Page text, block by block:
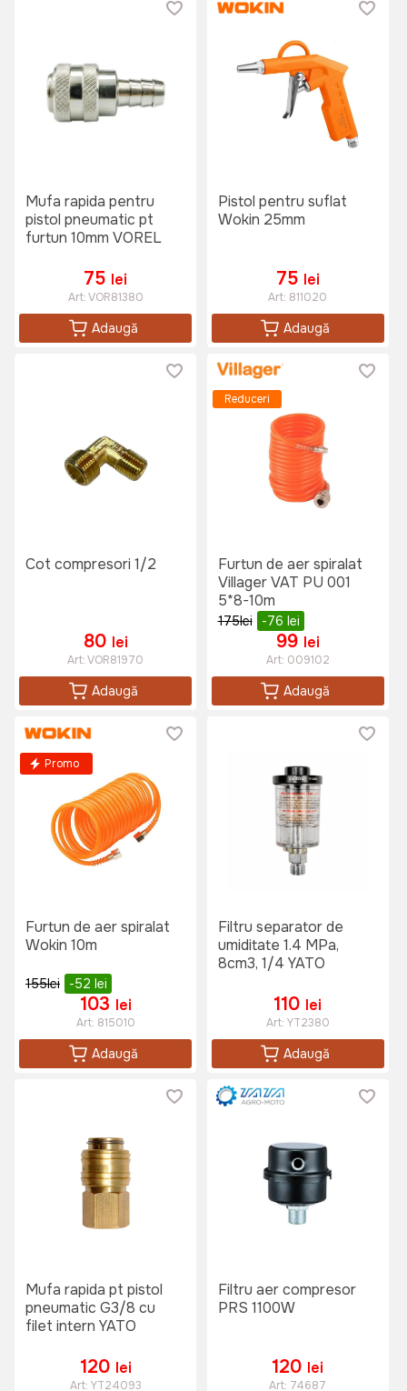
Mufa rapida pentru
pistol pneumatic pt
furtun 10mm VOREL
75 lei
Art:VOR81380
Adaugă
Pistol pentru suflat
Wokin 25mm
75 lei
Art: 811020
Adaugă
Cot compresori 1/2
80 lei
Art:VOR81970
Adaugă
Reduceri
Furtun de aer spiralat
Villager VAT PU 001
5*8-10m
175lei -76 lei
99 lei
Art: 009102
Adaugă
Promo
Furtun de aer spiralat
Wokin 10m
155lei -52 lei
103 lei
Art: 815010
Adaugă
Filtru separator de
umiditate 1.4 MPa,
8cm3, 1/4 YATO
110 lei
Art: YT2380
Adaugă
Mufa rapida pt pistol
pneumatic G3/8 cu
filet intern YATO
120 lei
Art: YT24093
Filtru aer compresor
PRS 1100W
120 lei
Art: 74687